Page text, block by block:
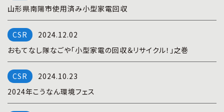
山形県南陽市使用済み小型家電回収
2024.12.02
おもてなし隊なごや「小型家電の回収＆リサイクル！」之巻
2024.10.23
2024年こうなん環境フェス